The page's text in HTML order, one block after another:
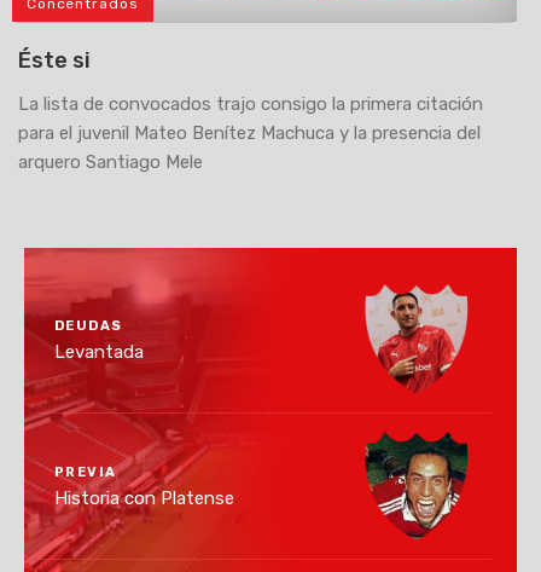
Éste si
La lista de convocados trajo consigo la primera citación
para el juvenil Mateo Benítez Machuca y la presencia del
arquero Santiago Mele
DEUDAS
Levantada
PREVIA
Historia con Platense